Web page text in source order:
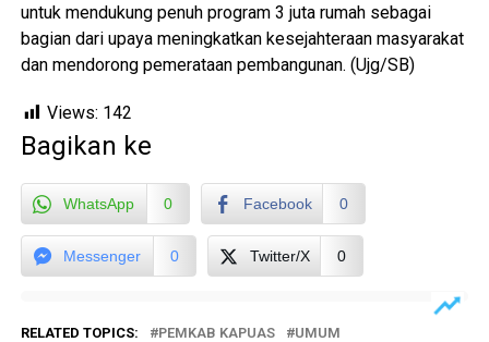
untuk mendukung penuh program 3 juta rumah sebagai
bagian dari upaya meningkatkan kesejahteraan masyarakat
dan mendorong pemerataan pembangunan. (Ujg/SB)
Views: 142
Bagikan ke
WhatsApp 0 Facebook 0
Messenger 0 Twitter/X 0
RELATED TOPICS: PEMKAB KAPUAS UMUM